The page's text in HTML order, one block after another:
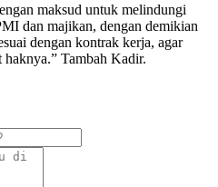
maksud untuk melindungi
dan majikan, dengan demikian
dengan kontrak kerja, agar
Tambah Kadir.